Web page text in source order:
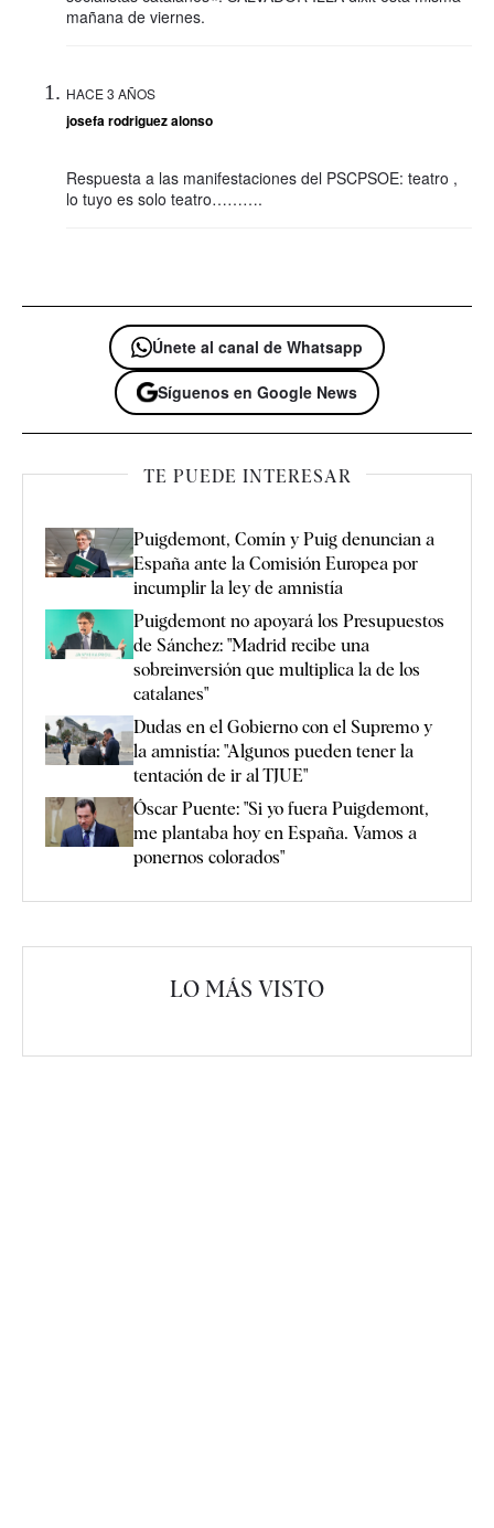
mañana de viernes.
HACE 3 AÑOS
josefa rodriguez alonso
Respuesta a las manifestaciones del PSCPSOE: teatro ,
lo tuyo es solo teatro……….
Únete al canal de Whatsapp
Síguenos en Google News
TE PUEDE INTERESAR
Puigdemont, Comín y Puig denuncian a
España ante la Comisión Europea por
incumplir la ley de amnistía
Puigdemont no apoyará los Presupuestos
de Sánchez: "Madrid recibe una
sobreinversión que multiplica la de los
catalanes"
Dudas en el Gobierno con el Supremo y
la amnistía: "Algunos pueden tener la
tentación de ir al TJUE"
Óscar Puente: "Si yo fuera Puigdemont,
me plantaba hoy en España. Vamos a
ponernos colorados"
LO MÁS VISTO